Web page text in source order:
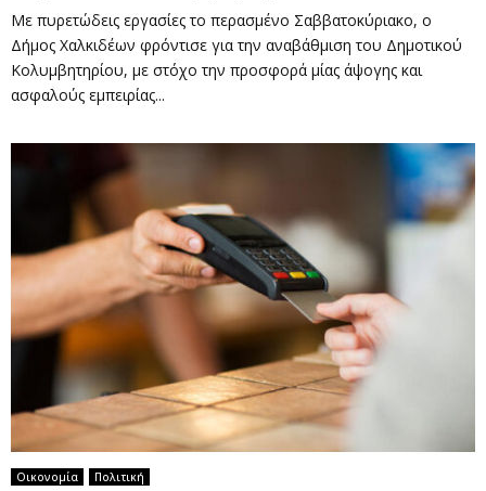
Με πυρετώδεις εργασίες το περασμένο Σαββατοκύριακο, ο
Δήμος Χαλκιδέων φρόντισε για την αναβάθμιση του Δημοτικού
Κολυμβητηρίου, με στόχο την προσφορά μίας άψογης και
ασφαλούς εμπειρίας...
Οικονομία Πολιτική